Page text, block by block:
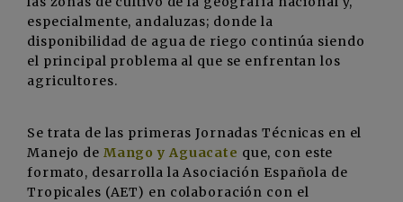
especialmente, andaluzas; donde la
disponibilidad de agua de riego continúa siendo
el principal problema al que se enfrentan los
agricultores.
Se trata de las primeras Jornadas Técnicas en el
Manejo de Mango y Aguacate que, con este
formato, desarrolla la Asociación Española de
Tropicales (AET) en colaboración con el